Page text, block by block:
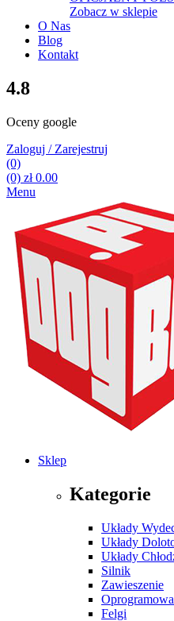
Zobacz w sklepie
O Nas
Blog
Kontakt
4.8
Oceny google
Zaloguj / Zarejestruj
(0)
(0) zł0.00
Menu
Sklep
Kategorie
Układy
Układy
Układy
Silnik
Zawieszenie
Felgi